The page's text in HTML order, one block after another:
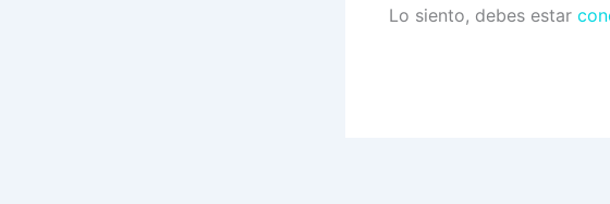
Lo siento, debes estar